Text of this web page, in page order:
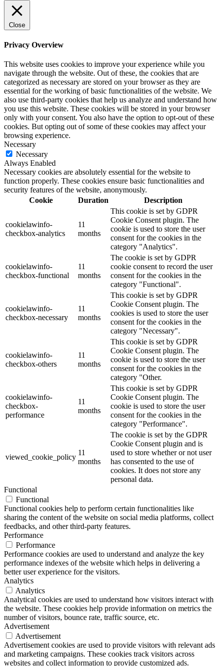
Close
Privacy Overview
This website uses cookies to improve your experience while you
navigate through the website. Out of these, the cookies that are
categorized as necessary are stored on your browser as they are
essential for the working of basic functionalities of the website. We
also use third-party cookies that help us analyze and understand how
you use this website. These cookies will be stored in your browser
only with your consent. You also have the option to opt-out of these
cookies. But opting out of some of these cookies may affect your
browsing experience.
Necessary
Necessary
Always Enabled
Necessary cookies are absolutely essential for the website to
function properly. These cookies ensure basic functionalities and
security features of the website, anonymously.
Cookie
Duration Description
cookielawinfo-
checkbox-analytics
11
months
This cookie is set by GDPR
Cookie Consent plugin. The
cookie is used to store the user
consent for the cookies in the
category "Analytics".
cookielawinfo-
checkbox-functional
11
months
The cookie is set by GDPR
cookie consent to record the user
consent for the cookies in the
category "Functional".
cookielawinfo-
checkbox-necessary
11
months
This cookie is set by GDPR
Cookie Consent plugin. The
cookies is used to store the user
consent for the cookies in the
category "Necessary".
cookielawinfo-
checkbox-others
11
months
This cookie is set by GDPR
Cookie Consent plugin. The
cookie is used to store the user
consent for the cookies in the
category "Other.
cookielawinfo-
checkbox-
performance
11
months
This cookie is set by GDPR
Cookie Consent plugin. The
cookie is used to store the user
consent for the cookies in the
category "Performance".
viewed_cookie_policy
11
months
The cookie is set by the GDPR
Cookie Consent plugin and is
used to store whether or not user
has consented to the use of
cookies. It does not store any
personal data.
Functional
Functional
Functional cookies help to perform certain functionalities like
sharing the content of the website on social media platforms, collect
feedbacks, and other third-party features.
Performance
Performance
Performance cookies are used to understand and analyze the key
performance indexes of the website which helps in delivering a
better user experience for the visitors.
Analytics
Analytics
Analytical cookies are used to understand how visitors interact with
the website. These cookies help provide information on metrics the
number of visitors, bounce rate, traffic source, etc.
Advertisement
Advertisement
Advertisement cookies are used to provide visitors with relevant ads
and marketing campaigns. These cookies track visitors across
websites and collect information to provide customized ads.